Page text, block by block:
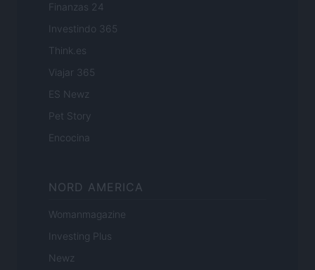
Finanzas 24
Investindo 365
Think.es
Viajar 365
ES Newz
Pet Story
Encocina
NORD AMERICA
Womanmagazine
Investing Plus
Newz